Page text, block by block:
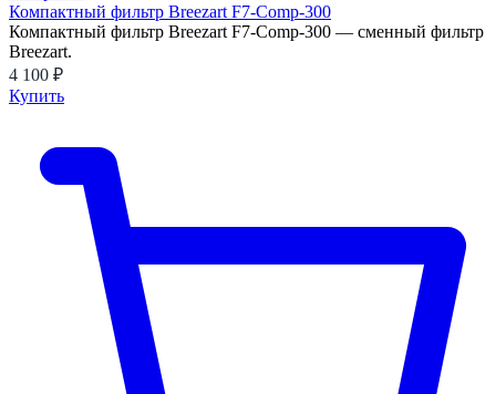
Компактный фильтр Breezart F7-Comp-300
Компактный фильтр Breezart F7-Comp-300 — сменный фильтр
Breezart.
4 100 ₽
Купить